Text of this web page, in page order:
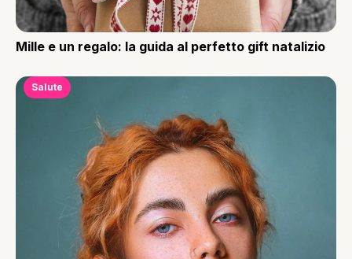
Mille e un regalo: la guida al perfetto gift natalizio
Salute